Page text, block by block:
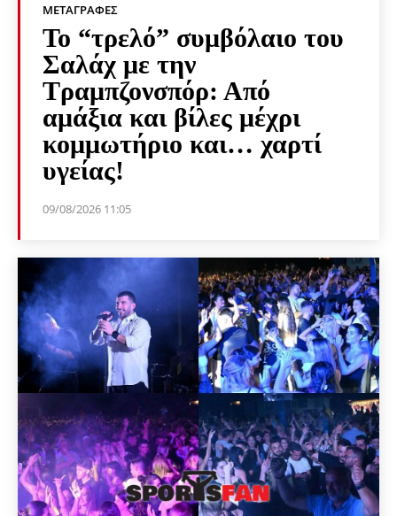
ΜΕΤΑΓΡΑΦΈΣ
Το “τρελό” συμβόλαιο του
Σαλάχ με την
Τραμπζονσπόρ: Από
αμάξια και βίλες μέχρι
κομμωτήριο και… χαρτί
υγείας!
09/08/2026 11:05